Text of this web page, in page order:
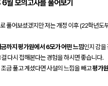
6월 모의고사를 풀어보기
풀어보셨겠지만 저는 개정 이후(22학년도
까지 평가원에서 6모가 어떤 느낌인지 감
다시 접해본다는 경험을 하시면 좋습니다.
금 풀고 계셨다면 사설의 느낌을 빼고평가